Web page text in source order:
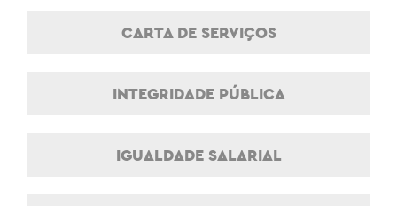
CARTA DE SERVIÇOS
INTEGRIDADE PÚBLICA
IGUALDADE SALARIAL